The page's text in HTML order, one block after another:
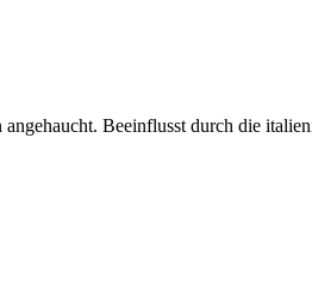
Beeinflusst durch die